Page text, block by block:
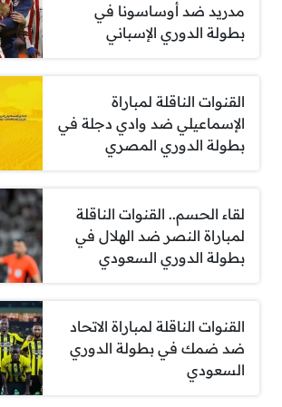
مدريد ضد أوساسونا في
بطولة الدوري الإسباني
القنوات الناقلة لمباراة
الإسماعيلي ضد وادي دجلة في
بطولة الدوري المصري
لقاء الحسم.. القنوات الناقلة
لمباراة النصر ضد الهلال في
بطولة الدوري السعودي
القنوات الناقلة لمباراة الاتحاد
ضد ضمك في بطولة الدوري
السعودي